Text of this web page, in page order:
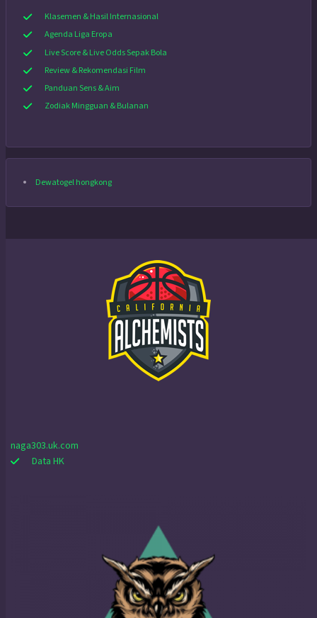
Klasemen & Hasil Internasional
Agenda Liga Eropa
Live Score & Live Odds Sepak Bola
Review & Rekomendasi Film
Panduan Sens & Aim
Zodiak Mingguan & Bulanan
Dewatogel hongkong
naga303.uk.com
Data HK